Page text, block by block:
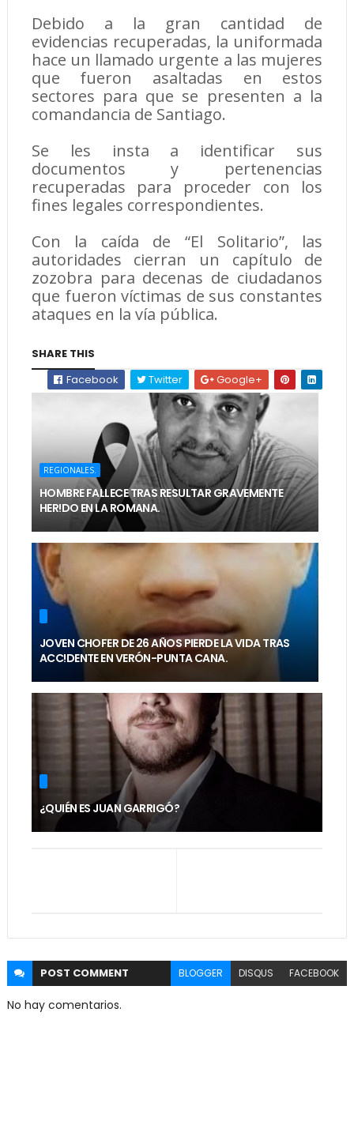
Debido a la gran cantidad de
evidencias recuperadas, la uniformada
hace un llamado urgente a las mujeres
que fueron asaltadas en estos
sectores para que se presenten a la
comandancia de Santiago.
Se les insta a identificar sus
documentos y pertenencias
recuperadas para proceder con los
fines legales correspondientes.
Con la caída de “El Solitario”, las
autoridades cierran un capítulo de
zozobra para decenas de ciudadanos
que fueron víctimas de sus constantes
ataques en la vía pública.
SHARE THIS
Facebook
Twitter Google+
REGIONALES.
HOMBRE FALLECE TRAS RESULTAR GRAVEMENTE
HER!DO EN LA ROMANA.
JOVEN CHOFER DE 26 AÑOS PIERDE LA VIDA TRAS
ACC!DENTE EN VERÓN-PUNTA CANA.
¿QUIÉN ES JUAN GARRIGÓ?
POST COMMENT BLOGGER DISQUS FACEBOOK
No hay comentarios.